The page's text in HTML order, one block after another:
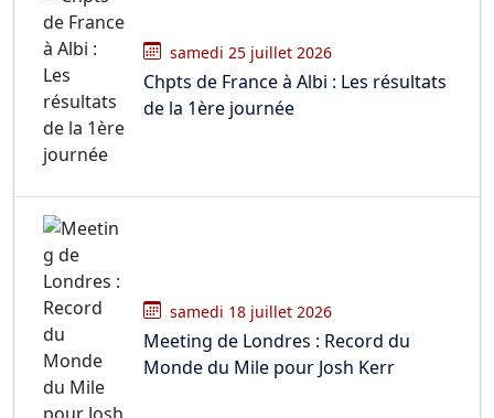
samedi 25 juillet 2026
Chpts de France à Albi : Les résultats
de la 1ère journée
samedi 18 juillet 2026
Meeting de Londres : Record du
Monde du Mile pour Josh Kerr